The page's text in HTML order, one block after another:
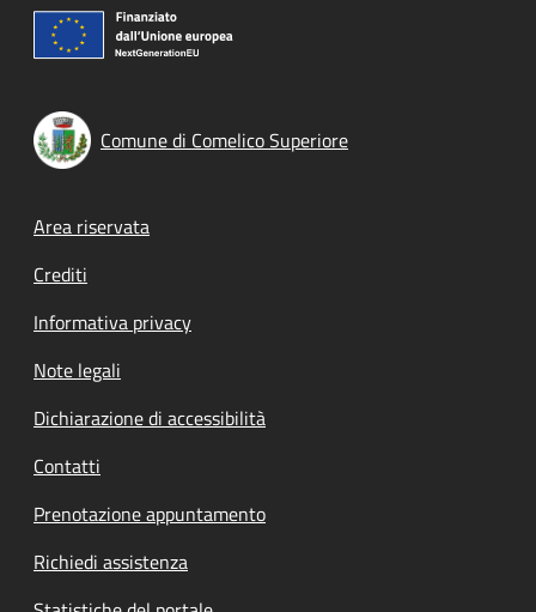
Comune di Comelico Superiore
Footer menu
Area riservata
Crediti
Informativa privacy
Note legali
Dichiarazione di accessibilità
Contatti
Prenotazione appuntamento
Richiedi assistenza